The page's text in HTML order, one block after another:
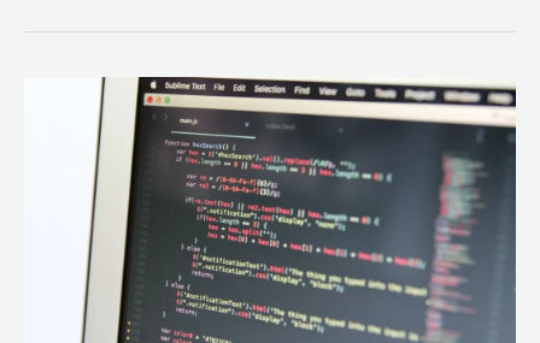
Models
revolucionando
desenvolvimento